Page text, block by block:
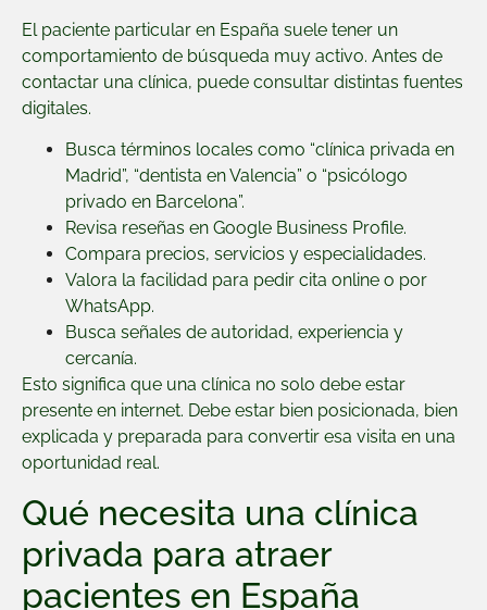
El paciente particular en España suele tener un
comportamiento de búsqueda muy activo. Antes de
contactar una clínica, puede consultar distintas fuentes
digitales.
Busca términos locales como “clínica privada en
Madrid”, “dentista en Valencia” o “psicólogo
privado en Barcelona”.
Revisa reseñas en Google Business Profile.
Compara precios, servicios y especialidades.
Valora la facilidad para pedir cita online o por
WhatsApp.
Busca señales de autoridad, experiencia y
cercanía.
Esto significa que una clínica no solo debe estar
presente en internet. Debe estar bien posicionada, bien
explicada y preparada para convertir esa visita en una
oportunidad real.
Qué necesita una clínica
privada para atraer
pacientes en España